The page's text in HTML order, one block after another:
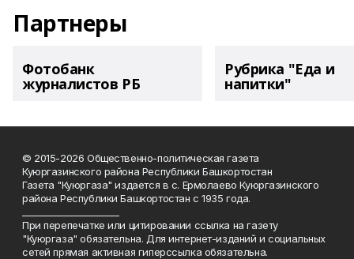
Партнеры
Фотобанк
журналистов РБ
Рубрика "Еда и
напитки"
© 2015-2026 Общественно-политическая газета
Куюргазинского района Республики Башкортостан
Газета "Куюргаза" издается в с. Ермолаево Куюргазинского
района Республики Башкортостан с 1935 года.
При перепечатке или цитировании ссылка на газету
"Куюргаза" обязательна. Для интернет-изданий и социальных
сетей прямая активная гиперссылка обязательна.